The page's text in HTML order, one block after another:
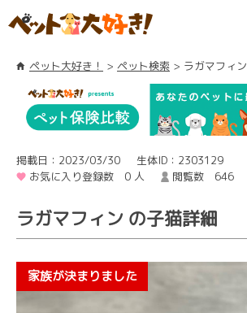
ペット大好き！ ペット検索 ラガマフィン
掲載日：2023/03/30
生体ID：2303129
お気に入り登録数 0 人
閲覧数 646
ラガマフィン の子猫詳細